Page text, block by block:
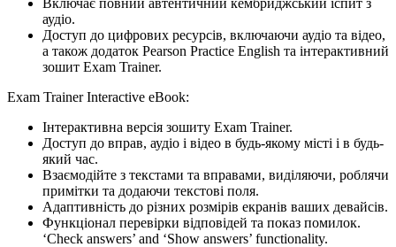
аудіо.
Доступ до цифрових ресурсів, включаючи аудіо та відео,
а також додаток Pearson Practice English та інтерактивний
зошит Exam Trainer.
Exam Trainer Interactive eBook:
Інтерактивна версія зошиту Exam Trainer.
Доступ до вправ, аудіо і відео в будь-якому місті і в будь-
який час.
Взаємодійте з текстами та вправами, виділяючи, роблячи
примітки та додаючи текстові поля.
Адаптивність до різних розмірів екранів ваших девайсів.
Функціонал перевірки відповідей та показ помилок.
‘Check answers’ and ‘Show answers’ functionality.